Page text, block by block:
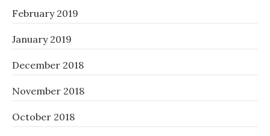
February 2019
January 2019
December 2018
November 2018
October 2018